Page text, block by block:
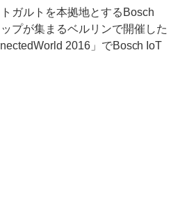
ガルトを本拠地とするBosch
プが集まるベルリンで開催した
2016」でBosch IoT